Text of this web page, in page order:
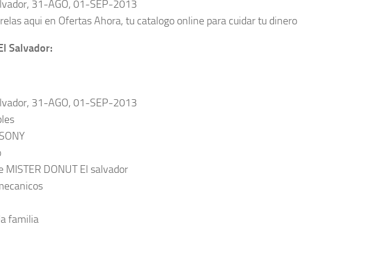
31-AGO, 01-SEP-2013
aqui en Ofertas Ahora, tu catalogo online para cuidar tu dinero
Salvador:
31-AGO, 01-SEP-2013
DONUT El salvador
familia